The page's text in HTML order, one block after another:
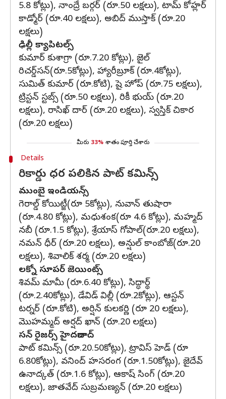
5.8 కోట్లు), నాంద్రే బర్గర్ (రూ.50 లక్షలు), టామ్ కోహ్లర్
కాడ్మోర్ (రూ.40 లక్షలు), అబిద్ ముస్తాక్ (రూ.20
లక్షలు)
ఢిల్లీ క్యాపిట‌ల్స్‌
కుమార్ కుశాగ్రా (రూ.7.20 కోట్లు), జైల్
రిచర్డ్‌సన్(రూ.5కోట్లు), హ్యారీబ్రూక్ (రూ.4కోట్లు),
సుమిత్ కుమార్ (రూ.కోటి), షై హోప్ (రూ.75 లక్షలు),
ట్రిస్టన్ స్టబ్స్ (రూ.50 లక్షలు), రికీ భుయ్ (రూ.20
లక్షలు), రాసిఖ్ దార్ (రూ.20 లక్షలు), స్వస్తిక్ చికార
(రూ.20 లక్షలు)
మీరు 33% శాతం పూర్తి చేశారు
Details
రికార్డు ధర పలికిన పాట్ కమిన్స్
ముంబై ఇండియ‌న్స్‌
గెరాల్డ్ కోయిట్జీ(రూ 5కోట్లు), నువాన్ తుషారా
(రూ.4.80 కోట్లు), మ‌ధుశంక(రూ 4.6 కోట్లు), మహ్మద్
నబీ (రూ.1.5 కోట్లు), శ్రేయాస్ గోపాల్(రూ.20 లక్షలు),
నమన్ ధీర్ (రూ.20 లక్షలు), అన్షుల్ కాంబోజ్(రూ.20
లక్షలు), శివాలిక్ శర్మ (రూ.20 లక్షలు)
ల‌క్నో సూప‌ర్ జెయింట్స్‌
శివ‌మ్ మామీ (రూ.6.40 కోట్లు), సిద్ధార్థ్
(రూ.2.40కోట్లు), డేవిడ్ విల్లీ (రూ.2కోట్లు), ఆస్టన్
టర్నర్ (రూ.కోటి), అర్షిన్ కుల‌క‌ర్ణి (రూ 20 లక్షలు),
మొహమ్మద్ అర్షద్ ఖాన్ (రూ.20 లక్షలు)
స‌న్ రైజ‌ర్స్ హైద‌రాబాద్
పాట్ క‌మిన్స్ (రూ.20.50కోట్లు), ట్రావిస్ హెడ్ (రూ
6.80కోట్లు), వ‌నింద్ హ‌స‌రంగ (రూ.1.50కోట్లు), జైదేవ్
ఉనాద్కత్ (రూ.1.6 కోట్లు), ఆకాష్ సింగ్ (రూ.20
లక్షలు), జాతవేద్ సుబ్రమణ్యన్ (రూ.20 లక్షలు)